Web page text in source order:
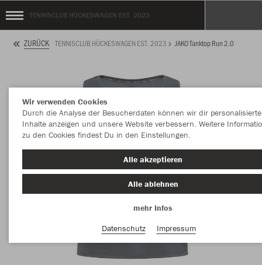
TENNISCLUB HÜCKESWAGEN EST. 2023
ZURÜCK TENNISCLUB HÜCKESWAGEN EST. 2023 JAKO Tanktop Run 2.0
Wir verwenden Cookies
Durch die Analyse der Besucherdaten können wir dir personalisierte
Inhalte anzeigen und unsere Website verbessern. Weitere
zu den Cookies findest Du in den Einstellungen.
Alle akzeptieren
Alle ablehnen
mehr Infos
Datenschutz
Impressum